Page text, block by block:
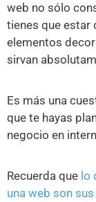
web no sólo
tienes que estar
elementos
sirvan
Es más una
que te hayas
negocio en
Recuerda que lo
una web son